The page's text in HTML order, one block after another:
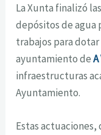
La Xunta finalizó
depósitos de agua
trabajos para
ayuntamiento de
infraestructuras
Ayuntamiento.
Estas